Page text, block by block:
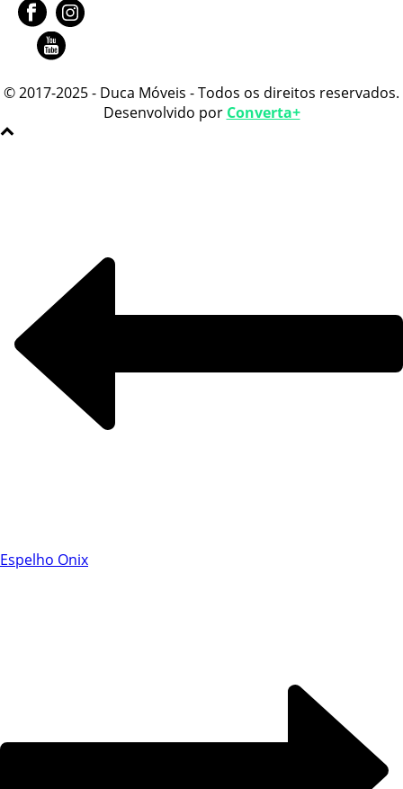
© 2017-2025 - Duca Móveis - Todos os direitos reservados.
Desenvolvido por Converta+
Espelho Onix